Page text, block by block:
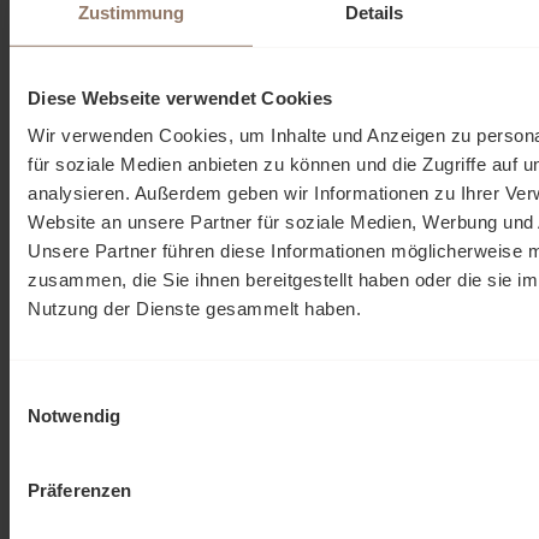
Zustimmung Details
Diese Webseite verwendet Cookies
Wir verwenden Cookies, um Inhalte und Anzeigen zu
für soziale Medien anbieten zu können und die Zugriffe auf
analysieren. Außerdem geben wir Informationen zu Ihrer
Website an unsere Partner für soziale Medien, Werbung
Unsere Partner führen diese Informationen möglicherweise
zusammen, die Sie ihnen bereitgestellt haben oder die sie
Nutzung der Dienste gesammelt haben.
Notwendig
Präferenzen
Einkauf in Ihrem Onlineshop
zu müssen.
die Infrastruktur und Dienstleistungen eines Anbieters wie
konzentrieren.
Showme Stores Bad Säckingen
4.7
Basierend auf 11 Rezensionen